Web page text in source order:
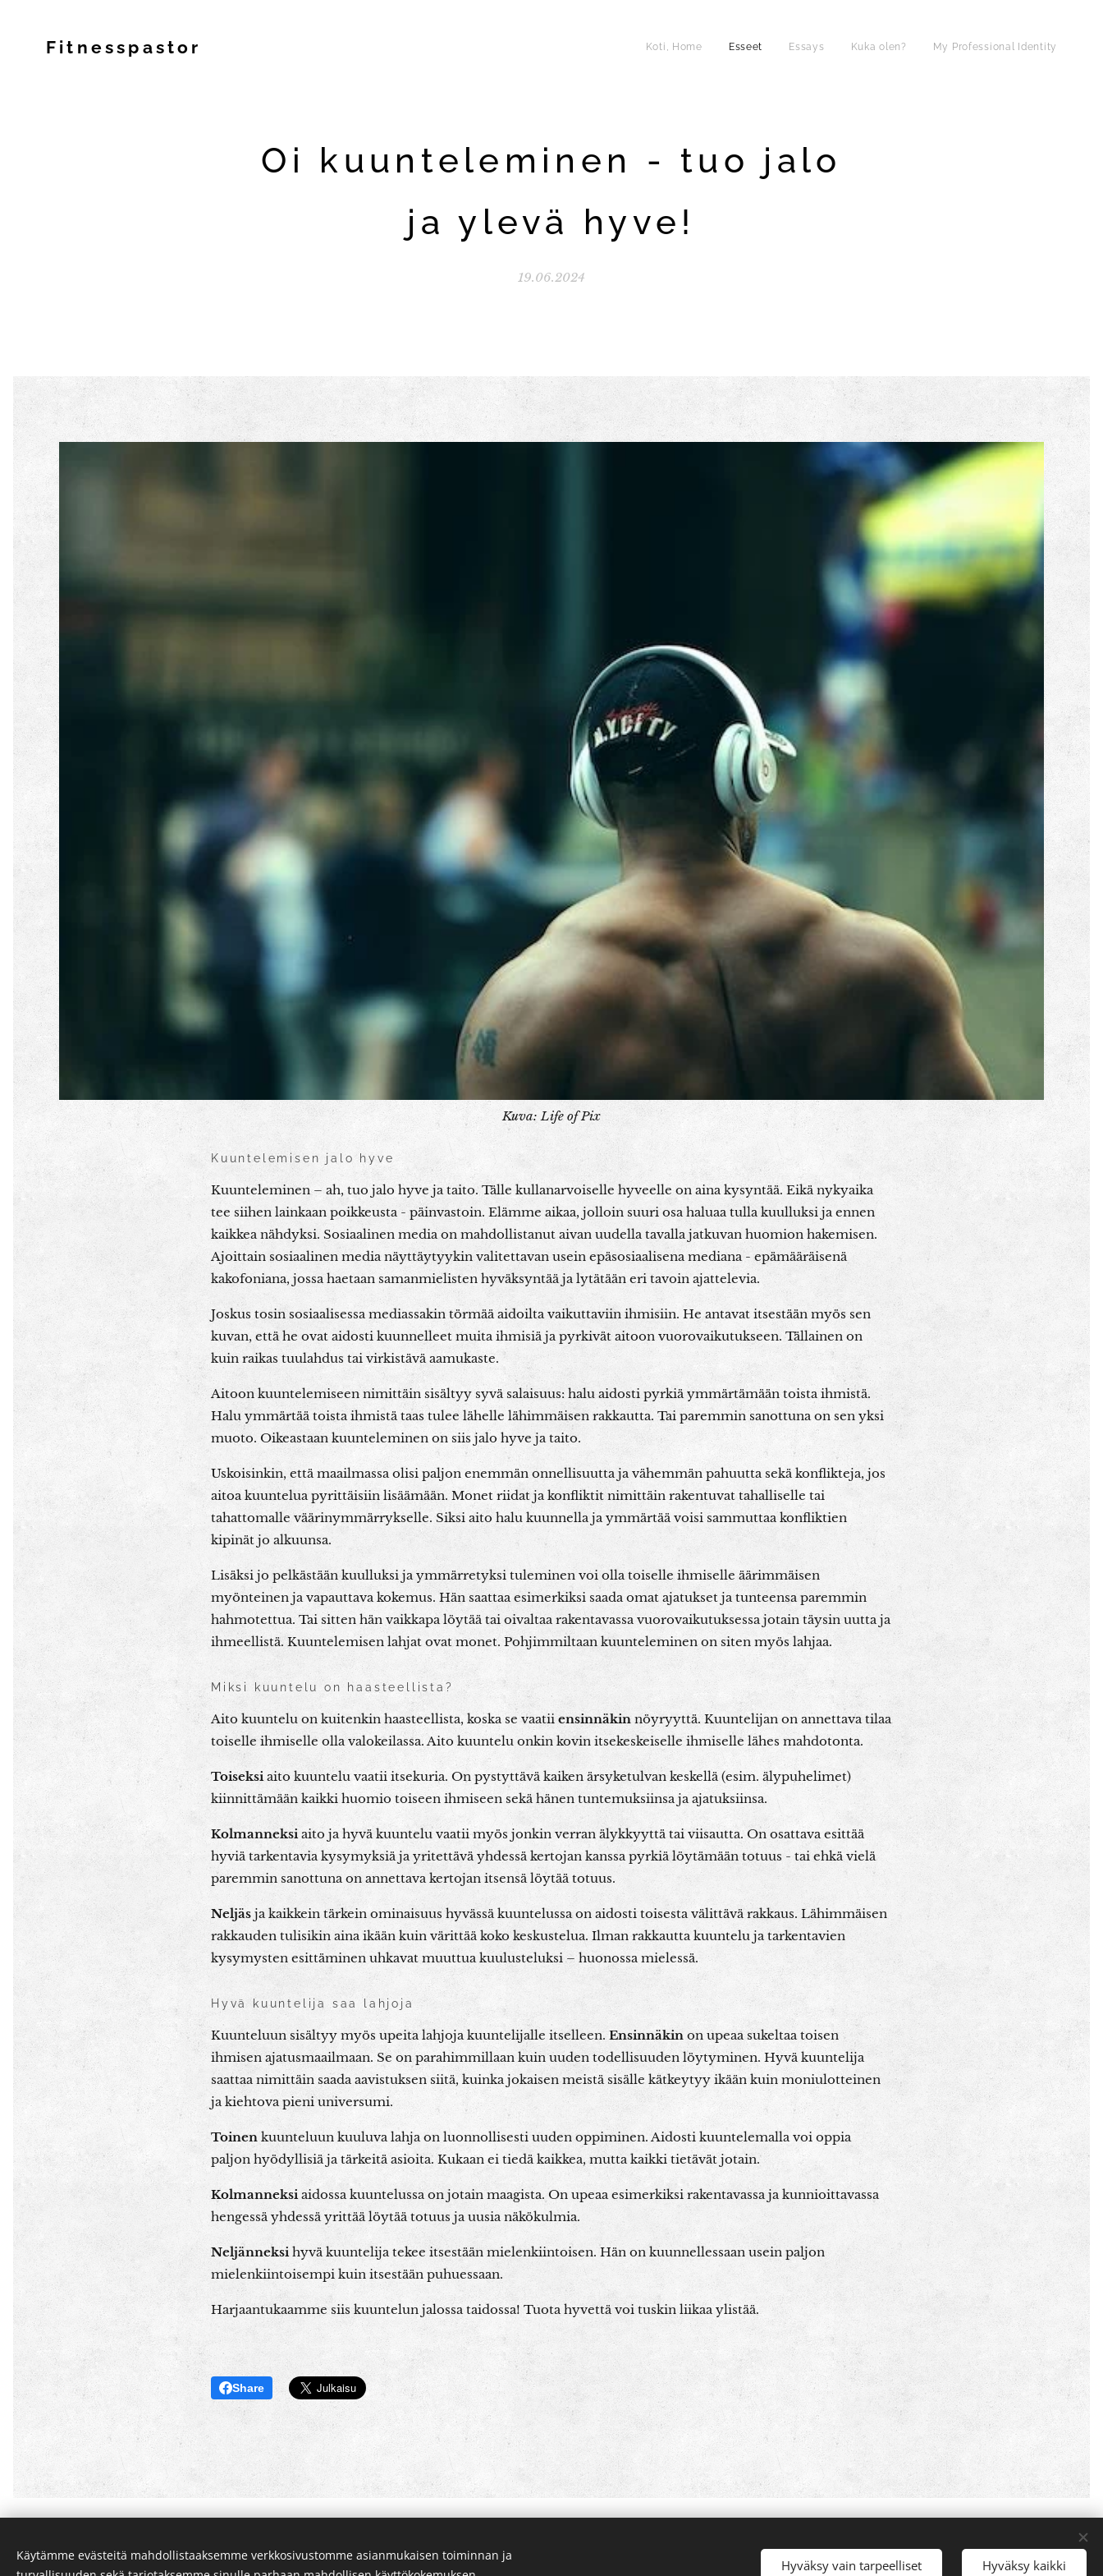
Fitnesspastor Koti, Home Esseet Essays Kuka olen? My Professional Identity
Oi kuunteleminen - tuo jalo
ja ylevä hyve!
19.06.2024
Kuva: Life of Pix
Kuuntelemisen jalo hyve
Kuunteleminen – ah, tuo jalo hyve ja taito. Tälle kullanarvoiselle hyveelle on aina kysyntää. Eikä nykyaika
tee siihen lainkaan poikkeusta - päinvastoin. Elämme aikaa, jolloin suuri osa haluaa tulla kuulluksi ja ennen
kaikkea nähdyksi. Sosiaalinen media on mahdollistanut aivan uudella tavalla jatkuvan huomion hakemisen.
Ajoittain sosiaalinen media näyttäytyykin valitettavan usein epäsosiaalisena mediana - epämääräisenä
kakofoniana, jossa haetaan samanmielisten hyväksyntää ja lytätään eri tavoin ajattelevia.
Joskus tosin sosiaalisessa mediassakin törmää aidoilta vaikuttaviin ihmisiin. He antavat itsestään myös sen
kuvan, että he ovat aidosti kuunnelleet muita ihmisiä ja pyrkivät aitoon vuorovaikutukseen. Tällainen on
kuin raikas tuulahdus tai virkistävä aamukaste.
Aitoon kuuntelemiseen nimittäin sisältyy syvä salaisuus: halu aidosti pyrkiä ymmärtämään toista ihmistä.
Halu ymmärtää toista ihmistä taas tulee lähelle lähimmäisen rakkautta. Tai paremmin sanottuna on sen yksi
muoto. Oikeastaan kuunteleminen on siis jalo hyve ja taito.
Uskoisinkin, että maailmassa olisi paljon enemmän onnellisuutta ja vähemmän pahuutta sekä konflikteja, jos
aitoa kuuntelua pyrittäisiin lisäämään. Monet riidat ja konfliktit nimittäin rakentuvat tahalliselle tai
tahattomalle väärinymmärrykselle. Siksi aito halu kuunnella ja ymmärtää voisi sammuttaa konfliktien
kipinät jo alkuunsa.
Lisäksi jo pelkästään kuulluksi ja ymmärretyksi tuleminen voi olla toiselle ihmiselle äärimmäisen
myönteinen ja vapauttava kokemus. Hän saattaa esimerkiksi saada omat ajatukset ja tunteensa paremmin
hahmotettua. Tai sitten hän vaikkapa löytää tai oivaltaa rakentavassa vuorovaikutuksessa jotain täysin uutta ja
ihmeellistä. Kuuntelemisen lahjat ovat monet. Pohjimmiltaan kuunteleminen on siten myös lahjaa.
Miksi kuuntelu on haasteellista?
Aito kuuntelu on kuitenkin haasteellista, koska se vaatii ensinnäkin nöyryyttä. Kuuntelijan on annettava tilaa
toiselle ihmiselle olla valokeilassa. Aito kuuntelu onkin kovin itsekeskeiselle ihmiselle lähes mahdotonta.
Toiseksi aito kuuntelu vaatii itsekuria. On pystyttävä kaiken ärsyketulvan keskellä (esim. älypuhelimet)
kiinnittämään kaikki huomio toiseen ihmiseen sekä hänen tuntemuksiinsa ja ajatuksiinsa.
Kolmanneksi aito ja hyvä kuuntelu vaatii myös jonkin verran älykkyyttä tai viisautta. On osattava esittää
hyviä tarkentavia kysymyksiä ja yritettävä yhdessä kertojan kanssa pyrkiä löytämään totuus - tai ehkä vielä
paremmin sanottuna on annettava kertojan itsensä löytää totuus.
Neljäs ja kaikkein tärkein ominaisuus hyvässä kuuntelussa on aidosti toisesta välittävä rakkaus. Lähimmäisen
rakkauden tulisikin aina ikään kuin värittää koko keskustelua. Ilman rakkautta kuuntelu ja tarkentavien
kysymysten esittäminen uhkavat muuttua kuulusteluksi – huonossa mielessä.
Hyvä kuuntelija saa lahjoja
Kuunteluun sisältyy myös upeita lahjoja kuuntelijalle itselleen. Ensinnäkin on upeaa sukeltaa toisen
ihmisen ajatusmaailmaan. Se on parahimmillaan kuin uuden todellisuuden löytyminen. Hyvä kuuntelija
saattaa nimittäin saada aavistuksen siitä, kuinka jokaisen meistä sisälle kätkeytyy ikään kuin moniulotteinen
ja kiehtova pieni universumi.
Toinen kuunteluun kuuluva lahja on luonnollisesti uuden oppiminen. Aidosti kuuntelemalla voi oppia
paljon hyödyllisiä ja tärkeitä asioita. Kukaan ei tiedä kaikkea, mutta kaikki tietävät jotain.
Kolmanneksi aidossa kuuntelussa on jotain maagista. On upeaa esimerkiksi rakentavassa ja kunnioittavassa
hengessä yhdessä yrittää löytää totuus ja uusia näkökulmia.
Neljänneksi hyvä kuuntelija tekee itsestään mielenkiintoisen. Hän on kuunnellessaan usein paljon
mielenkiintoisempi kuin itsestään puhuessaan.
Harjaantukaamme siis kuuntelun jalossa taidossa! Tuota hyvettä voi tuskin liikaa ylistää.
Share
LuotuWebnodella Evästeet
Käytämme evästeitä mahdollistaaksemme verkkosivustomme asianmukaisen toiminnan ja
Hyväksy vain tarpeelliset Hyväksy kaikki